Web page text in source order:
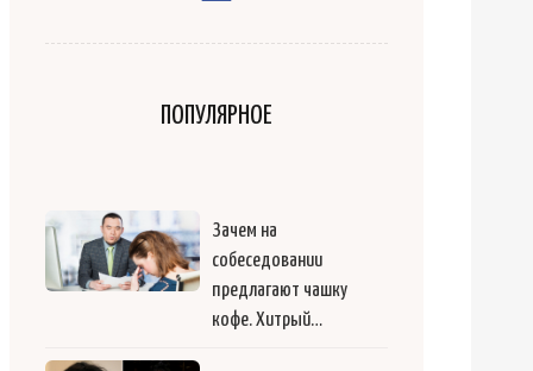
ПОПУЛЯРНОЕ
Зачем на
собеседовании
предлагают чашку
кофе. Хитрый…